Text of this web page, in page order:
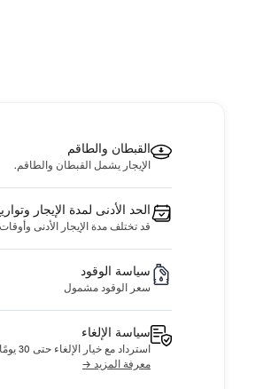
القبطان والطاقم
الإيجار يشمل القبطان والطاقم.
الحد الأدنى لمدة الإيجار
قد تختلف مدة الإيجار الأدنى
سياسة الوقود
سعر الوقود مشمول
سياسة الإلغاء
استرداد مع خيار الإلغاء حتى 30 يومًا قبل الموعد.
معرفة المزيد →